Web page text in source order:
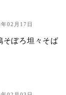
02月17日
そぼろ坦々そば